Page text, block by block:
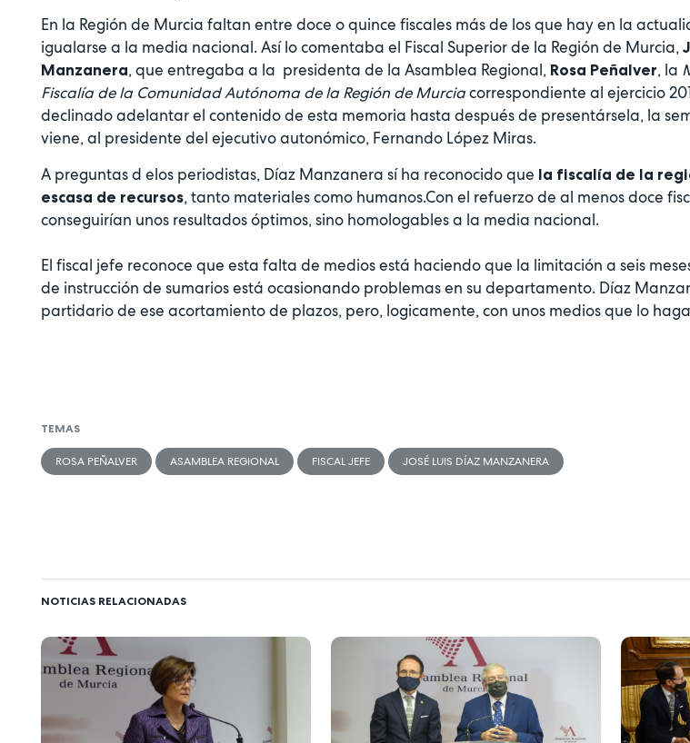
En la Región de Murcia faltan entre doce o quince fiscales más de los que hay en la
igualarse a la media nacional. Así lo comentaba el Fiscal Superior de la Región de Murcia,
Manzanera, que entregaba a la presidenta de la Asamblea Regional, Rosa Peñalver, la
Fiscalía de la Comunidad Autónoma de la Región de Murciacorrespondiente al ejercicio
declinado adelantar el contenido de esta memoria hasta después de presentársela, la
viene, al presidente del ejecutivo autonómico, Fernando López Miras.
A preguntas d elos periodistas, Díaz Manzanera sí ha reconocido que la fiscalía de la
escasa de recursos, tanto materiales como humanos.Con el refuerzo de al menos doce
conseguirían unos resultados óptimos, sino homologables a la media nacional.
El fiscal jefe reconoce que esta falta de medios está haciendo que la limitación a seis
de instrucción de sumarios está ocasionando problemas en su departamento. Díaz
partidario de ese acortamiento de plazos, pero, logicamente, con unos medios que lo
TEMAS
ROSA PEÑALVER ASAMBLEA REGIONAL FISCAL JEFE JOSÉ LUIS DÍAZ MANZANERA
NOTICIAS RELACIONADAS